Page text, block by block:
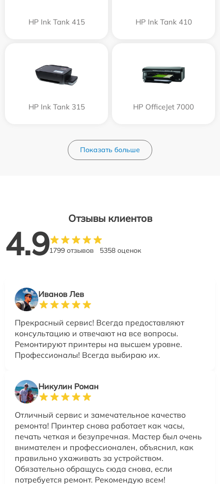
HP Ink Tank 415 HP Ink Tank 410
HP Ink Tank 315 HP OfficeJet 7000
Показать больше
Отзывы клиентов
4.91799 отзывов 5358 оценок
Иванов Лев
Прекрасный сервис! Всегда предоставляют
консультацию и отвечают на все вопросы.
Ремонтируют принтеры на высшем уровне.
Профессионалы! Всегда выбираю их.
Никулин Роман
Отличный сервис и замечательное качество
ремонта! Принтер снова работает как часы,
печать четкая и безупречная. Мастер был очень
внимателен и профессионален, объяснил, как
правильно ухаживать за устройством.
Обязательно обращусь сюда снова, если
потребуется ремонт. Рекомендую всем!